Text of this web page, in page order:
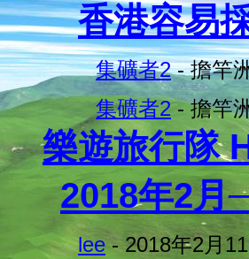
香港容易
集礦者2- 擔竿
集礦者2- 擔竿
樂遊旅行隊
2018年2月
lee- 2018年2月